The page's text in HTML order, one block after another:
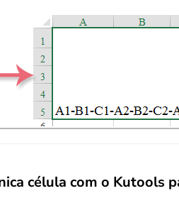
célula com o Kutools